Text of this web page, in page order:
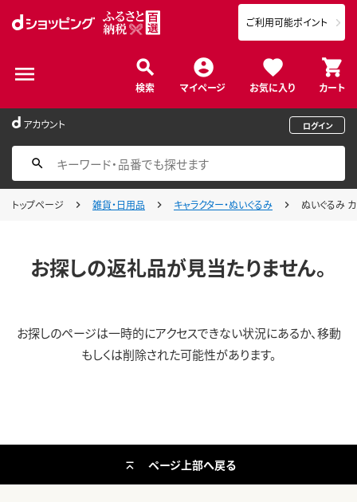
検索 マイページ お気に入り カート
ご利用可能ポイント
アカウント ログイン
トップページ 雑貨・日用品 キャラクター・ぬいぐるみ ぬいぐるみ
お探しの返礼品が見当たりません。
お探しのページは一時的にアクセスできない状況にあるか、移動
もしくは削除された可能性があります。
ページ上部へ戻る